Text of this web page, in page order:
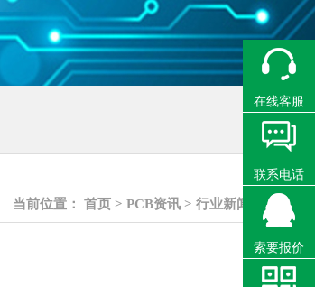
当前位置： 首页 > PCB资讯 > 行业新闻
在线客服
联系电话
索要报价